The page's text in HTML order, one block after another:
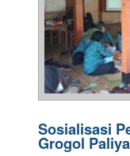
Sosialisasi
Grogol